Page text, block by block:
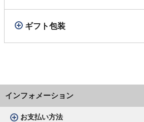
ギフト包装
インフォメーション
お支払い方法